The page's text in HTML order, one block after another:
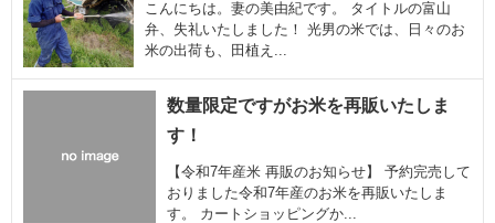
こんにちは。妻の美由紀です。 タイトルの富山
弁、失礼いたしました！ 光男の米では、日々のお
米の出荷も、田植え...
数量限定ですがお米を再販いたしま
す！
【令和7年産米 再販のお知らせ】 予約完売して
おりました令和7年産のお米を再販いたしま
す。 カートショッピングか...